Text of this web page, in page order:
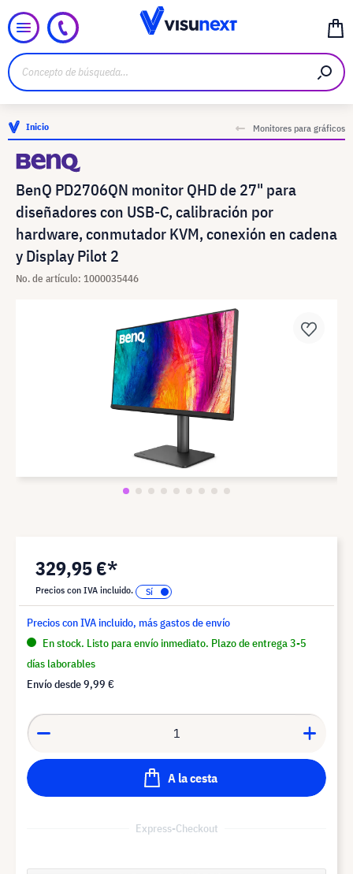
Inicio Monitores para gráficos
BenQ PD2706QN monitor QHD de 27" para
diseñadores con USB-C, calibración por
hardware, conmutador KVM, conexión en cadena
y Display Pilot 2
No. de artículo: 1000035446
329,95 €*
Precios con IVA incluido.
Precios con IVA incluido, más gastos de envío
En stock. Listo para envío inmediato. Plazo de entrega 3-5
días laborables
Envío desde9,99 €
A la cesta
Express-Checkout